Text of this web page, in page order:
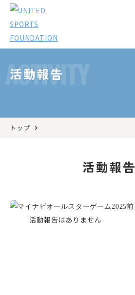
ACTIVITY
活動報告
トップ
活動報告